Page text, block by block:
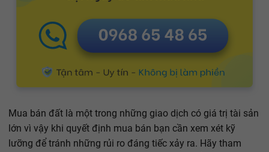
Mua bán đất là một trong những giao dịch có giá trị tài sản
lớn vì vậy khi quyết định mua bán bạn cần xem xét kỹ
lưỡng để tránh những rủi ro đáng tiếc xảy ra. Hãy tham